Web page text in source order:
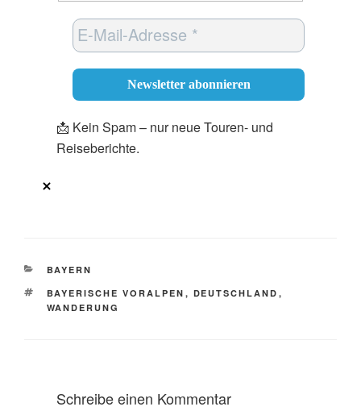
📩 Kein Spam – nur neue Touren- und
Reiseberichte.
BAYERN
BAYERISCHE VORALPEN , DEUTSCHLAND ,
WANDERUNG
Schreibe einen Kommentar